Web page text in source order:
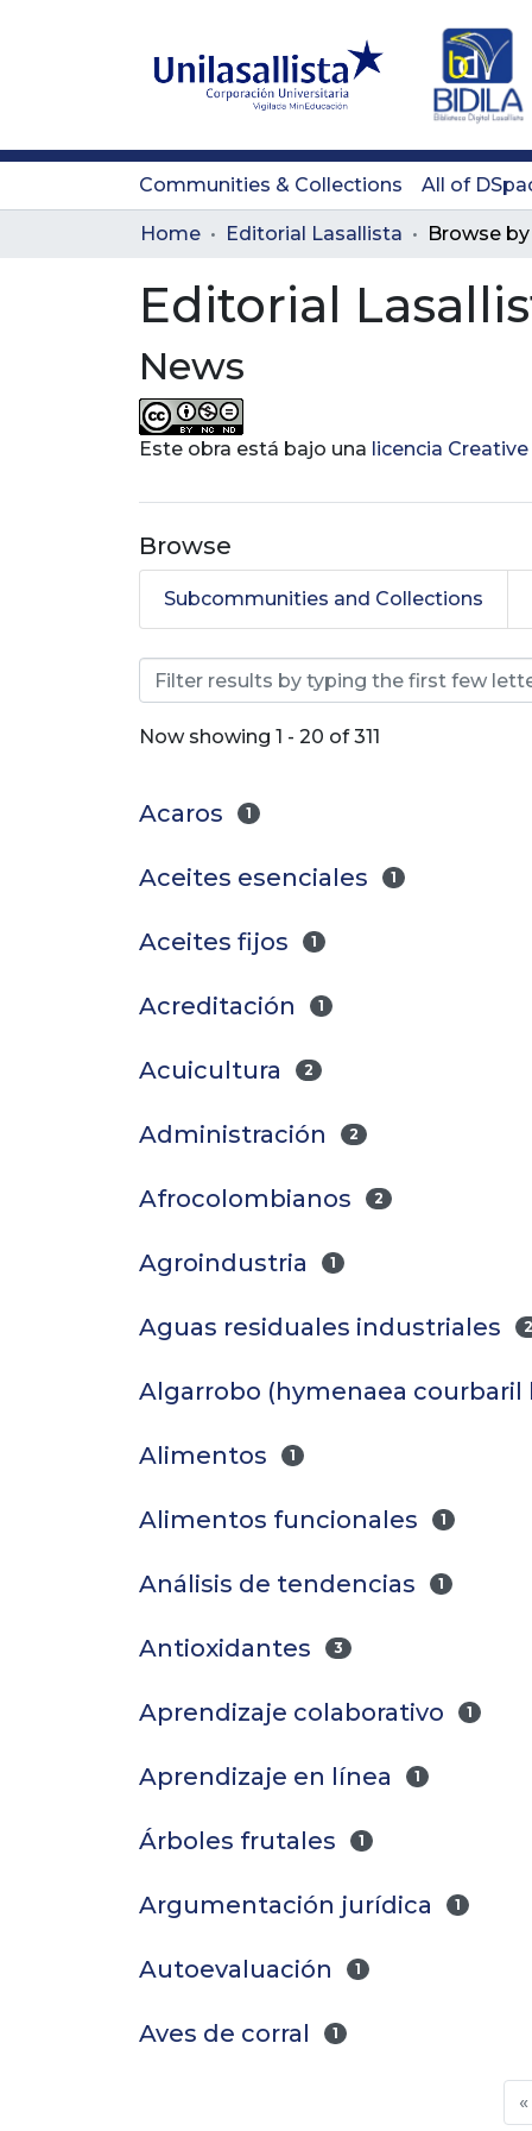
Communities & Collections All of
Home Editorial Lasallista Browse
Editorial
News
Este obra está bajo una licencia
Browse
Subcommunities and Collections
Browsing Editorial
Now showing 1 - 20 of 311
Acaros 1
Aceites esenciales 1
Aceites fijos 1
Acreditación 1
Acuicultura 2
Administración 2
Afrocolombianos 2
Agroindustria 1
Aguas residuales industriales 2
Algarrobo (hymenaea courbaril
Alimentos 1
Alimentos funcionales 1
Análisis de tendencias 1
Antioxidantes 3
Aprendizaje colaborativo 1
Aprendizaje en línea 1
Árboles frutales 1
Argumentación jurídica 1
Autoevaluación 1
Aves de corral 1
«